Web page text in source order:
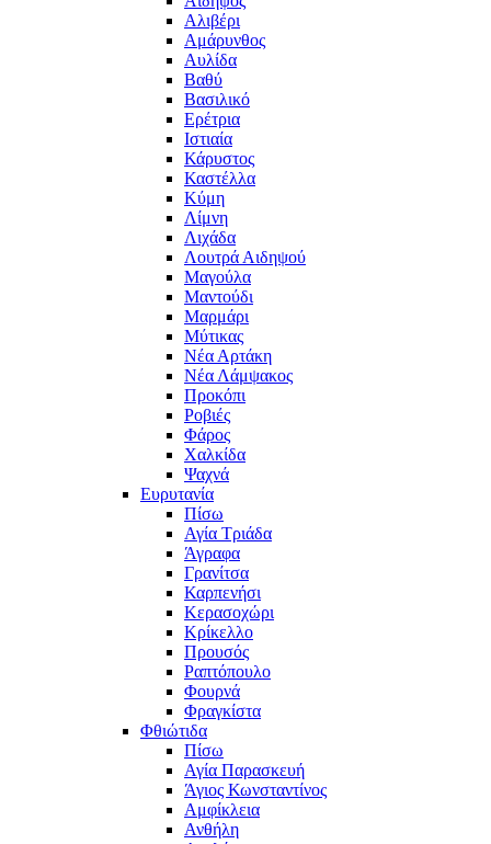
Αλιβέρι
Αμάρυνθος
Αυλίδα
Βαθύ
Βασιλικό
Ερέτρια
Ιστιαία
Κάρυστος
Καστέλλα
Κύμη
Λίμνη
Λιχάδα
Λουτρά Αιδηψού
Μαγούλα
Μαντούδι
Μαρμάρι
Μύτικας
Νέα Αρτάκη
Νέα Λάμψακος
Προκόπι
Ροβιές
Φάρος
Χαλκίδα
Ψαχνά
Ευρυτανία
Πίσω
Αγία Τριάδα
Άγραφα
Γρανίτσα
Καρπενήσι
Κερασοχώρι
Κρίκελλο
Προυσός
Ραπτόπουλο
Φουρνά
Φραγκίστα
Φθιώτιδα
Πίσω
Αγία Παρασκευή
Άγιος Κωνσταντίνος
Αμφίκλεια
Ανθήλη